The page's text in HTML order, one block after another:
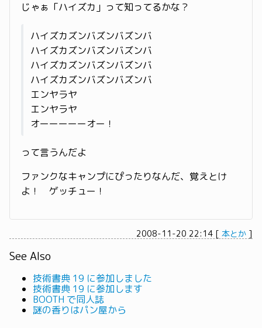
じゃぁ「ハイズカ」って知ってるかな？
ハイズカズンバズンバズンバ
ハイズカズンバズンバズンバ
ハイズカズンバズンバズンバ
ハイズカズンバズンバズンバ
エンヤラヤ
エンヤラヤ
オーーーーーオー！
って言うんだよ
ファンクなキャンプにぴったりなんだ、覚えとけ
よ！ ゲッチュー！
2008-11-20 22:14 [ 本とか ]
See Also
技術書典 19 に参加しました
技術書典 19 に参加します
BOOTH で同人誌
謎の香りはパン屋から